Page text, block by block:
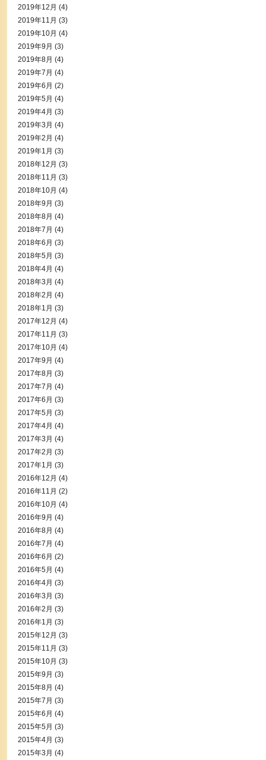
2019年12月 (4)
2019年11月 (3)
2019年10月 (4)
2019年9月 (3)
2019年8月 (4)
2019年7月 (4)
2019年6月 (2)
2019年5月 (4)
2019年4月 (3)
2019年3月 (4)
2019年2月 (4)
2019年1月 (3)
2018年12月 (3)
2018年11月 (3)
2018年10月 (4)
2018年9月 (3)
2018年8月 (4)
2018年7月 (4)
2018年6月 (3)
2018年5月 (3)
2018年4月 (4)
2018年3月 (4)
2018年2月 (4)
2018年1月 (3)
2017年12月 (4)
2017年11月 (3)
2017年10月 (4)
2017年9月 (4)
2017年8月 (3)
2017年7月 (4)
2017年6月 (3)
2017年5月 (3)
2017年4月 (4)
2017年3月 (4)
2017年2月 (3)
2017年1月 (3)
2016年12月 (4)
2016年11月 (2)
2016年10月 (4)
2016年9月 (4)
2016年8月 (4)
2016年7月 (4)
2016年6月 (2)
2016年5月 (4)
2016年4月 (3)
2016年3月 (3)
2016年2月 (3)
2016年1月 (3)
2015年12月 (3)
2015年11月 (3)
2015年10月 (3)
2015年9月 (3)
2015年8月 (4)
2015年7月 (3)
2015年6月 (4)
2015年5月 (3)
2015年4月 (3)
2015年3月 (4)